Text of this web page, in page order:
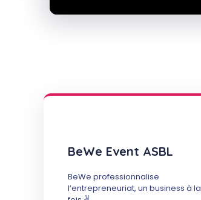
BeWe Event ASBL
BeWe professionnalise
l’entrepreneuriat, un business à la